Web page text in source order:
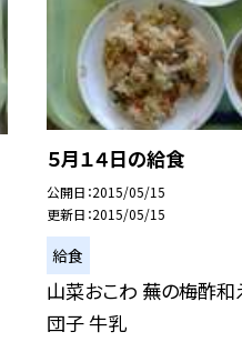
５月１４日の給食
公開日 2015/05/15
更新日 2015/05/15
給食
山菜おこわ 蕪の梅酢和
団子 牛乳